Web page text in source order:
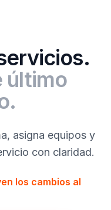
último
asigna equipos y
con claridad.
los cambios al